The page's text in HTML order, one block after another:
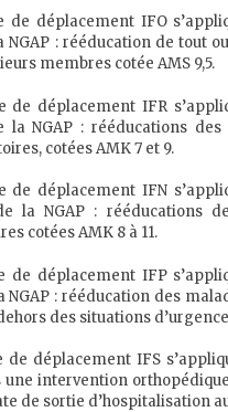
de déplacement IFO
NGAP : rééducation de tout
membres cotée AMS 9,5.
de déplacement IFR
NGAP : rééducations des
cotées AMK 7 et 9.
de déplacement IFN
la NGAP : rééducations
cotées AMK 8 à 11.
de déplacement IFP
NGAP : rééducation des
des situations
déplacement IFS
une intervention
de sortie d’hospitalisation